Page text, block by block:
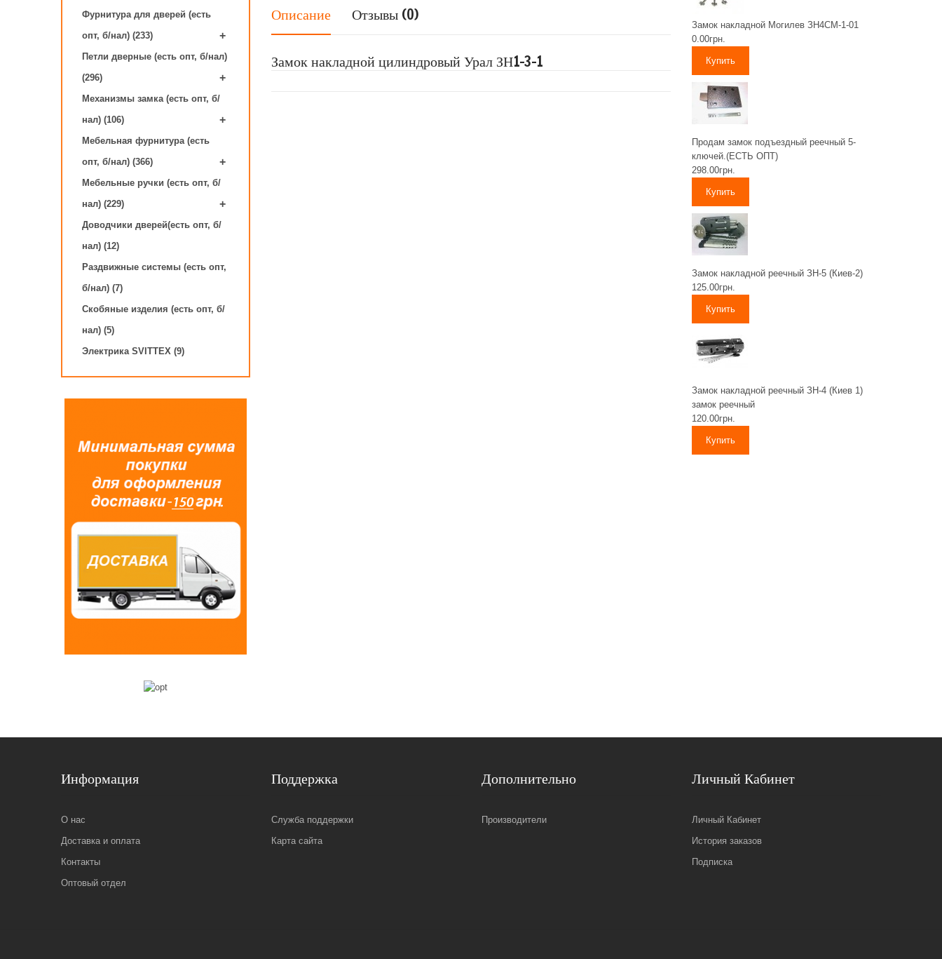
Фурнитура для дверей (есть
опт, б/нал) (233)
+
Петли дверные (есть опт, б/нал)
(296)
+
Механизмы замка (есть опт, б/
нал) (106)
+
Мебельная фурнитура (есть
опт, б/нал) (366)
+
Мебельные ручки (есть опт, б/
нал) (229)
+
Доводчики дверей(есть опт, б/
нал) (12)
Раздвижные системы (есть опт,
б/нал) (7)
Скобяные изделия (есть опт, б/
нал) (5)
Электрика SVITTEX (9)
Описание Отзывы (0)
Замок накладной цилиндровый Урал ЗН1-3-1
Замок накладной Могилев ЗН4СМ-1-01
0.00грн.
Продам замок подъездный реечный 5-
ключей.(ЕСТЬ ОПТ)
298.00грн.
Замок накладной реечный ЗН-5 (Киев-2)
125.00грн.
Замок накладной реечный ЗН-4 (Киев 1)
замок реечный
120.00грн.
Информация
О нас
Доставка и оплата
Контакты
Оптовый отдел
Поддержка
Служба поддержки
Карта сайта
Дополнительно
Производители
Личный Кабинет
Личный Кабинет
История заказов
Подписка